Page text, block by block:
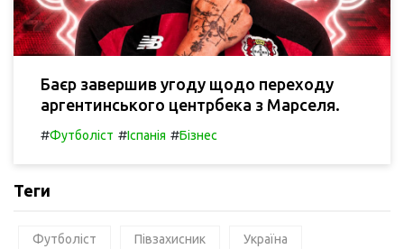
Баєр завершив угоду щодо переходу
аргентинського центрбека з Марселя.
#Футболіст #Іспанія #Бізнес
Теги
Футболіст Півзахисник Україна